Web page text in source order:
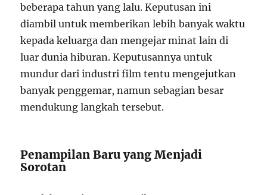
beberapa tahun yang lalu. Keputusan ini
diambil untuk memberikan lebih banyak waktu
kepada keluarga dan mengejar minat lain di
luar dunia hiburan. Keputusannya untuk
mundur dari industri film tentu mengejutkan
banyak penggemar, namun sebagian besar
mendukung langkah tersebut.
Penampilan Baru yang Menjadi
Sorotan